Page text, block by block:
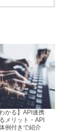
かる】API連携
メリット・API
例付きで紹介